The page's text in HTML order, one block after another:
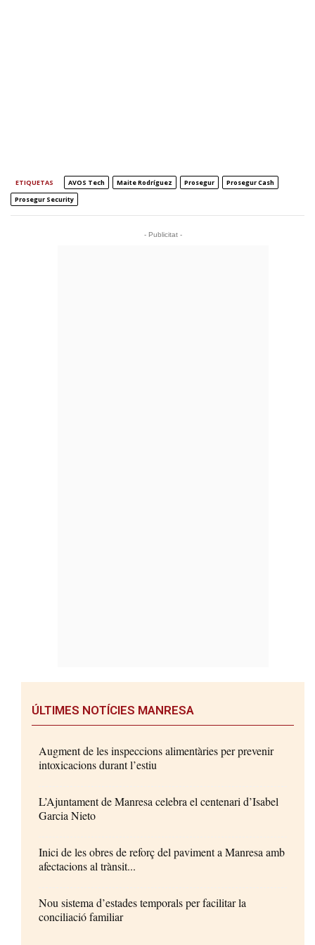
ETIQUETAS AVOS Tech Maite Rodríguez Prosegur
Prosegur Cash
Prosegur Security
- Publicitat -
ÚLTIMES NOTÍCIES MANRESA
Augment de les inspeccions alimentàries per prevenir
intoxicacions durant l’estiu
L’Ajuntament de Manresa celebra el centenari d’Isabel
Garcia Nieto
Inici de les obres de reforç del paviment a Manresa amb
afectacions al trànsit...
Nou sistema d’estades temporals per facilitar la
conciliació familiar